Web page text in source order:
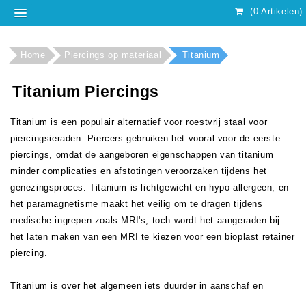
(0 Artikelen)
Home Piercings op materiaal Titanium
Titanium Piercings
Titanium is een populair alternatief voor roestvrij staal voor
piercingsieraden. Piercers gebruiken het vooral voor de eerste
piercings, omdat de aangeboren eigenschappen van titanium
minder complicaties en afstotingen veroorzaken tijdens het
genezingsproces. Titanium is lichtgewicht en hypo-allergeen, en
het paramagnetisme maakt het veilig om te dragen tijdens
medische ingrepen zoals MRI's, toch wordt het aangeraden bij
het laten maken van een MRI te kiezen voor een bioplast retainer
piercing.
Titanium is over het algemeen iets duurder in aanschaf en